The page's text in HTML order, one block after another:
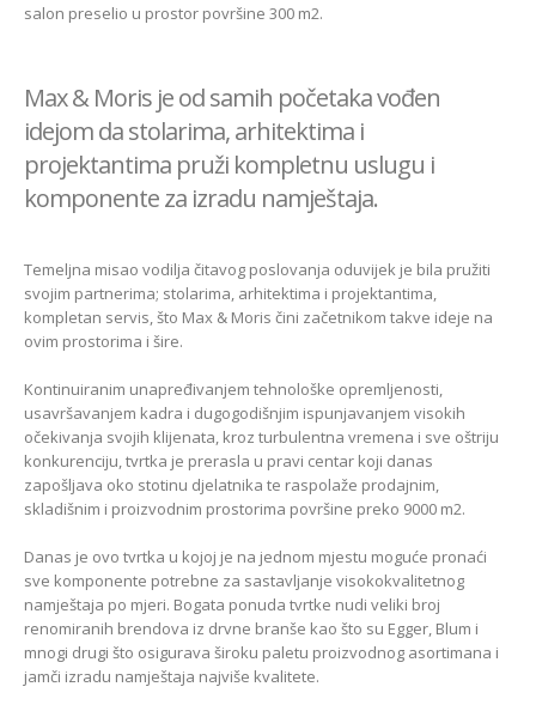
salon preselio u prostor površine 300 m2.
Max & Moris je od samih početaka vođen
idejom da stolarima, arhitektima i
projektantima pruži kompletnu uslugu i
komponente za izradu namještaja.
Temeljna misao vodilja čitavog poslovanja oduvijek je bila pružiti
svojim partnerima; stolarima, arhitektima i projektantima,
kompletan servis, što Max & Moris čini začetnikom takve ideje na
ovim prostorima i šire.
Kontinuiranim unapređivanjem tehnološke opremljenosti,
usavršavanjem kadra i dugogodišnjim ispunjavanjem visokih
očekivanja svojih klijenata, kroz turbulentna vremena i sve oštriju
konkurenciju, tvrtka je prerasla u pravi centar koji danas
zapošljava oko stotinu djelatnika te raspolaže prodajnim,
skladišnim i proizvodnim prostorima površine preko 9000 m2.
Danas je ovo tvrtka u kojoj je na jednom mjestu moguće pronaći
sve komponente potrebne za sastavljanje visokokvalitetnog
namještaja po mjeri. Bogata ponuda tvrtke nudi veliki broj
renomiranih brendova iz drvne branše kao što su Egger, Blum i
mnogi drugi što osigurava široku paletu proizvodnog asortimana i
jamči izradu namještaja najviše kvalitete.